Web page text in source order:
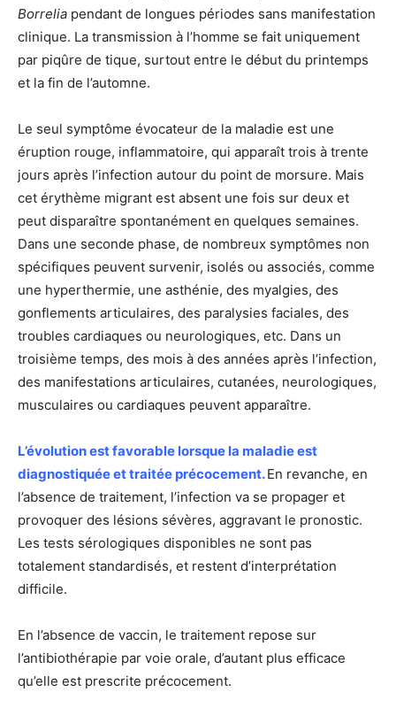
Borrelia pendant de longues périodes sans manifestation
clinique. La transmission à l’homme se fait uniquement
par piqûre de tique, surtout entre le début du printemps
et la fin de l’automne.
Le seul symptôme évocateur de la maladie est une
éruption rouge, inflammatoire, qui apparaît trois à trente
jours après l’infection autour du point de morsure. Mais
cet érythème migrant est absent une fois sur deux et
peut disparaître spontanément en quelques semaines.
Dans une seconde phase, de nombreux symptômes non
spécifiques peuvent survenir, isolés ou associés, comme
une hyperthermie, une asthénie, des myalgies, des
gonflements articulaires, des paralysies faciales, des
troubles cardiaques ou neurologiques, etc. Dans un
troisième temps, des mois à des années après l’infection,
des manifestations articulaires, cutanées, neurologiques,
musculaires ou cardiaques peuvent apparaître.
L’évolution est favorable lorsque la maladie est
diagnostiquée et traitée précocement. En revanche, en
l’absence de traitement, l’infection va se propager et
provoquer des lésions sévères, aggravant le pronostic.
Les tests sérologiques disponibles ne sont pas
totalement standardisés, et restent d’interprétation
difficile.
En l’absence de vaccin, le traitement repose sur
l’antibiothérapie par voie orale, d’autant plus efficace
qu’elle est prescrite précocement.